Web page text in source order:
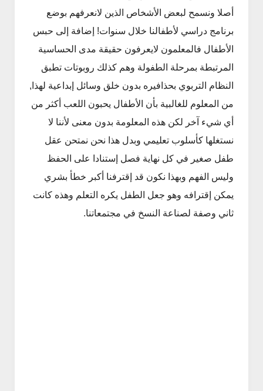
أصلا ونسمح لبعض الأشخاص الذين لانعرفهم بوضع
برنامج دراسي لأطفالنا خلال سنوات! إضافة إلى حبس
الأطفال فالمعلمون لايعرفون حقيقة مدى الحساسية
المرتبطة بمرحلة الطفولة وهم كذلك روبوتات تطبق
النظام التربوي بحذافيره بدون خلق وسائل إبداعية لهذا,
من المعلوم للغالبية بأن الأطفال يحبون اللعب أكثر من
أي شيء آخر لكن هذه المعلومة بدون معنى لأننا لا
نستغلها كأسلوب تعليمي وبدل هذا نحن نمتحن عقل
طفل صغير في كل نهاية فصل إستنادا على الحفظ
وليس الفهم وبهذا نكون قد إقترفنا أكبر خطأ بشري
يمكن إقترافه وهو جعل الطفل يكره التعلم وهذه كانت
ثاني وصفة لصناعة النسخ في مجتمعاتنا.